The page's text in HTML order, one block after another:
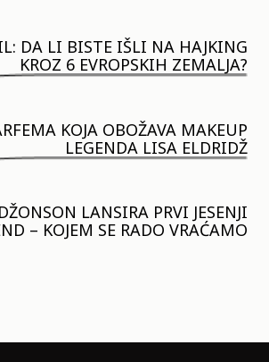
DA LI BISTE IŠLI NA HAJKING
KROZ 6 EVROPSKIH ZEMALJA?
KOJA OBOŽAVA MAKEUP
LEGENDA LISA ELDRIDŽ
LANSIRA PRVI JESENJI
– KOJEM SE RADO VRAĆAMO